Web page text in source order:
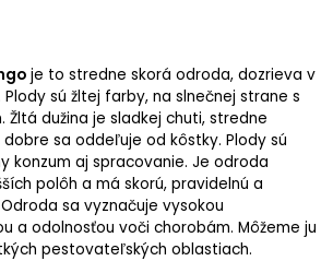
je to stredne skorá odroda, dozrieva v
sú žltej farby, na slnečnej strane s
Žltá dužina je sladkej chuti, stredne
sa oddeľuje od kôstky. Plody sú
konzum aj spracovanie. Je odroda
polôh a má skorú, pravidelnú a
sa vyznačuje vysokou
a odolnosťou voči chorobám. Môžeme ju
pestovateľských oblastiach.